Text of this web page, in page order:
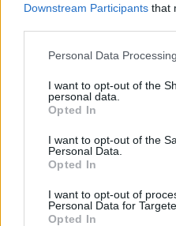
Downstream Participants that
Please note that this website/
not limited to your visit or
grant or deny consent to
use your data for below
consent section.
Personal Data
I want to opt-out of the
personal data.
Opted In
I want to opt-out of the
Personal Data.
Opted In
I want to opt-out of
Personal Data for
Opted In
Ragnarök (2014)
Egy kiváló történelmi
korából
FilmBaráth•2017. március 02.